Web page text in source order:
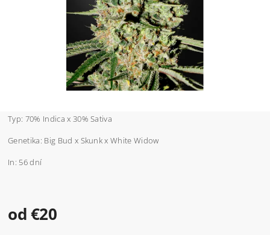
Typ: 70% Indica x 30% Sativa
Genetika: Big Bud x Skunk x White Widow
In: 56 dní
od €20